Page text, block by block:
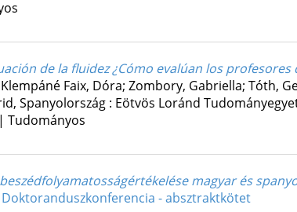
de la fluidez ¿Cómo evalúan los
Faix, Dóra; Zombory, Gabriella; Tóth,
Spanyolország : Eötvös Loránd
Tudományos
magyar és
Doktoranduszkonferencia - absztraktkötet